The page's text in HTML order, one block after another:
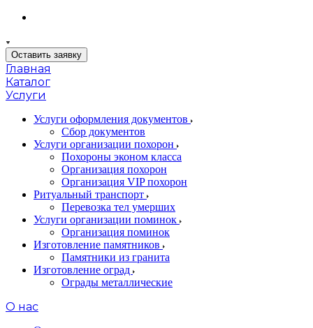
Оставить заявку
Главная
Каталог
Услуги
Услуги оформления документов
Сбор документов
Услуги организации похорон
Похороны эконом класса
Организация похорон
Организация VIP похорон
Ритуальный транспорт
Перевозка тел умерших
Услуги организации поминок
Организация поминок
Изготовление памятников
Памятники из гранита
Изготовление оград
Ограды металлические
О нас